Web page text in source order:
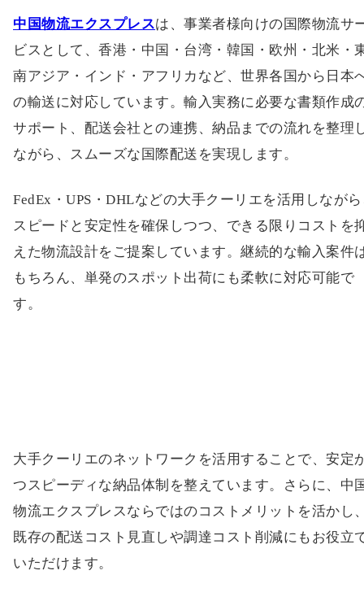
中国物流エクスプレスは、事業者様向けの国際物流サ
ビスとして、香港・中国・台湾・韓国・欧州・北米・
南アジア・インド・アフリカなど、世界各国から日本
の輸送に対応しています。輸入実務に必要な書類作成
サポート、配送会社との連携、納品までの流れを整理
ながら、スムーズな国際配送を実現します。
FedEx・UPS・DHLなどの大手クーリエを活用しなが
スピードと安定性を確保しつつ、できる限りコストを
えた物流設計をご提案しています。継続的な輸入案件
もちろん、単発のスポット出荷にも柔軟に対応可能で
す。
大手クーリエのネットワークを活用することで、安定
つスピーディな納品体制を整えています。さらに、中
物流エクスプレスならではのコストメリットを活かし
既存の配送コスト見直しや調達コスト削減にもお役立
いただけます。